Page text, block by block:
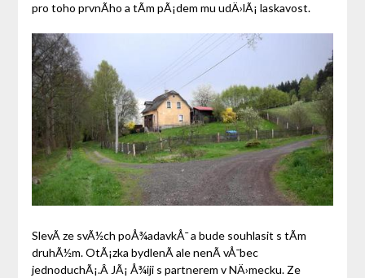
pro toho prvnÃ­ho a tÃ­m pÃ¡dem mu udÄ›lÃ¡ laskavost.
SlevÃ­ ze svÃ½ch poÅ¾adavkÅ¯ a bude souhlasit s tÃ­m
druhÃ½m. OtÃ¡zka bydlenÃ­ ale nenÃ­ vÅ¯bec
jednoduchÃ¡.Â JÃ¡ Å¾iji s partnerem v NÄ›mecku. Ze